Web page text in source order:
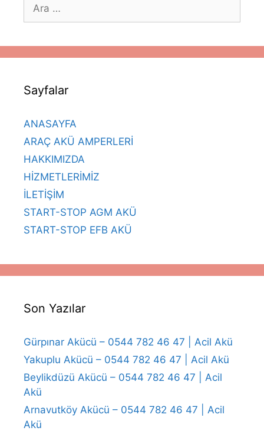
ara
Sayfalar
ANASAYFA
ARAÇ AKÜ AMPERLERİ
HAKKIMIZDA
HİZMETLERİMİZ
İLETİŞİM
START-STOP AGM AKÜ
START-STOP EFB AKÜ
Son Yazılar
Gürpınar Akücü – 0544 782 46 47 | Acil Akü
Yakuplu Akücü – 0544 782 46 47 | Acil Akü
Beylikdüzü Akücü – 0544 782 46 47 | Acil
Akü
Arnavutköy Akücü – 0544 782 46 47 | Acil
Akü